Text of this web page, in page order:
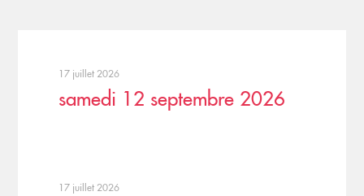
17 juillet 2026
samedi 12 septembre 2026
17 juillet 2026